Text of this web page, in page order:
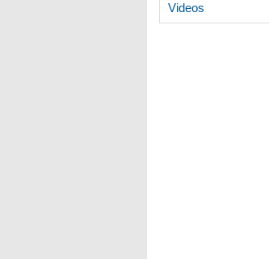
Videos